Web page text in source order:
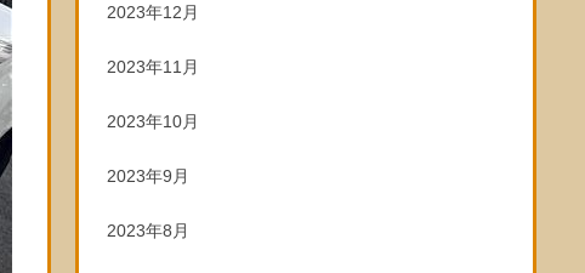
2023年12月
2023年11月
2023年10月
2023年9月
2023年8月